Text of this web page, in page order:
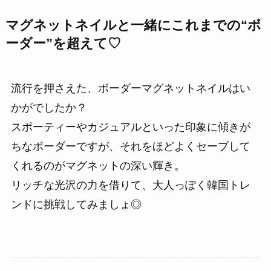
マグネットネイルと一緒にこれまでの“ボ
ーダー”を超えて♡
流行を押さえた、ボーダーマグネットネイルはい
かがでしたか？
スポーティーやカジュアルといった印象に傾きが
ちなボーダーですが、それをほどよくセーブして
くれるのがマグネットの深い輝き。
リッチな光沢の力を借りて、大人っぽく韓国トレ
ンドに挑戦してみましょ◎